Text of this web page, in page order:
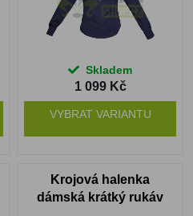
Skladem
1 099 Kč
VYBRAT VARIANTU
Krojová halenka
dámská krátký rukáv